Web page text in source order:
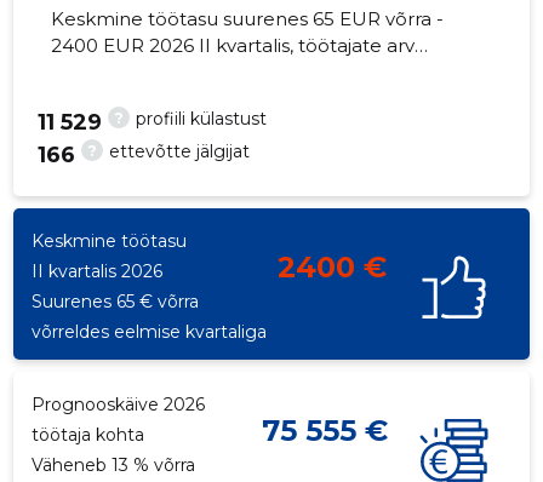
Keskmine töötasu suurenes 65 EUR võrra -
2400 EUR 2026 II kvartalis, töötajate arv
? profiili külastust
11 529
? ettevõtte jälgijat
166
Keskmine töötasu
II kvartalis 2026
2400 €
Suurenes 65 € võrra
võrreldes eelmise kvartaliga
Prognooskäive 2026
töötaja kohta
75 555 €
Väheneb 13 % võrra